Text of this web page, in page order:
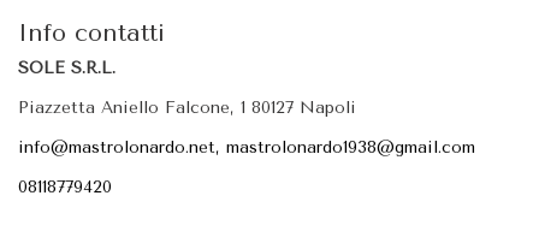
Info contatti
SOLE S.R.L.
Piazzetta Aniello Falcone, 1 80127 Napoli
info@mastrolonardo.net, mastrolonardo1938@gmail.com
08118779420